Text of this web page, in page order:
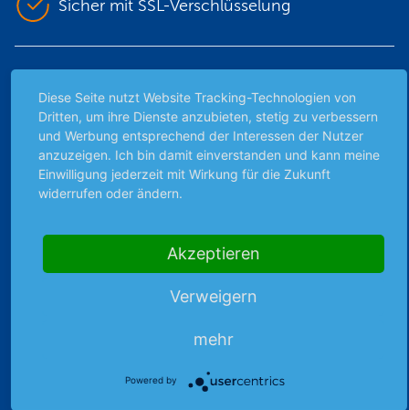
Sicher mit SSL-Verschlüsselung
Archiv
Börsenbericht
Börsengerüchte
Börsengespräche
Strategie
Diese Seite nutzt Website Tracking-Technologien von
Dritten, um ihre Dienste anzubieten, stetig zu verbessern
und Werbung entsprechend der Interessen der Nutzer
anzuzeigen. Ich bin damit einverstanden und kann meine
Einwilligung jederzeit mit Wirkung für die Zukunft
widerrufen oder ändern.
Akzeptieren
Verweigern
mehr
Powered by